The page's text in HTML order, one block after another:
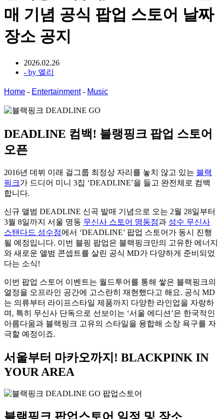
매 기념 공식 팝업 스토어 날짜
장소 공지
2026.02.26
- by 엘리
Home - Entertainment- Music
DEADLINE 컴백! 블랭핑크 팝업 스토어
오픈
2016년 데뷔 이래 걸그룹 최정상 자리를 놓치 않고 있는 블랙
핑크가 드디어 미니 3집 ‘DEADLINE’을 들고 완전체로 컴백
합니다.
신규 앨범 DEADLINE 신곡 발매 기념으로 오는 2월 28일부터
3월 8일까지 서울 명동 무신사 스토어 명동점과 성수 무신사
스탠다드 성수점에서 ‘DEADLINE’ 팝업 스토어가 동시 진행
될 예정입니다. 이번 블핑 팝업은 블랙핑크만의 고유한 에너지
와 새로운 앨범 콘셉트를 살린 공식 MD가 다양하게 준비되었
다는 소식!
이번 팝업 스토어 이벤트는 월드투어를 통해 쌓은 블랙핑크의
열정을 오프라인 공간에 고스란히 재현했다고 해요. 공식 MD
는 의류부터 라이프스타일 제품까지 다양한 라인업을 자랑하
며, 특히 무신사 단독으로 선보이는 ‘서울 에디션’은 한국적인
아름다움과 블랙핑크 고유의 스타일을 융합해 소장 욕구를 자
극할 예정이죠.
서울부터 마카오까지! BLACKPINK IN
YOUR AREA